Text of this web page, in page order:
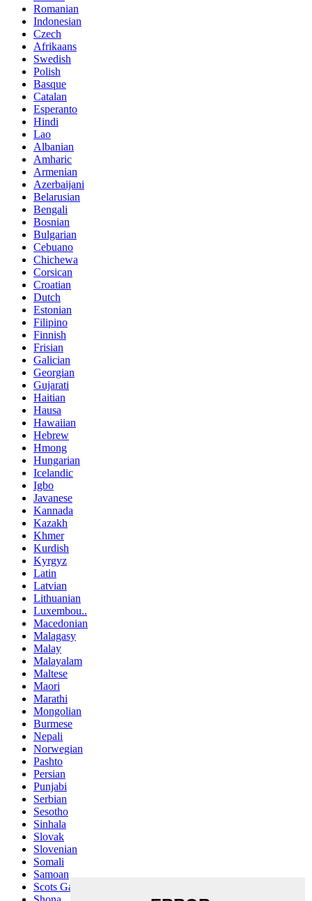
Romanian
Indonesian
Czech
Afrikaans
Swedish
Polish
Basque
Catalan
Esperanto
Hindi
Lao
Albanian
Amharic
Armenian
Azerbaijani
Belarusian
Bengali
Bosnian
Bulgarian
Cebuano
Chichewa
Corsican
Croatian
Dutch
Estonian
Filipino
Finnish
Frisian
Galician
Georgian
Gujarati
Haitian
Hausa
Hawaiian
Hebrew
Hmong
Hungarian
Icelandic
Igbo
Javanese
Kannada
Kazakh
Khmer
Kurdish
Kyrgyz
Latin
Latvian
Lithuanian
Luxembou..
Macedonian
Malagasy
Malay
Malayalam
Maltese
Maori
Marathi
Mongolian
Burmese
Nepali
Norwegian
Pashto
Persian
Punjabi
Serbian
Sesotho
Sinhala
Slovak
Slovenian
Somali
Samoan
Scots Gaelic